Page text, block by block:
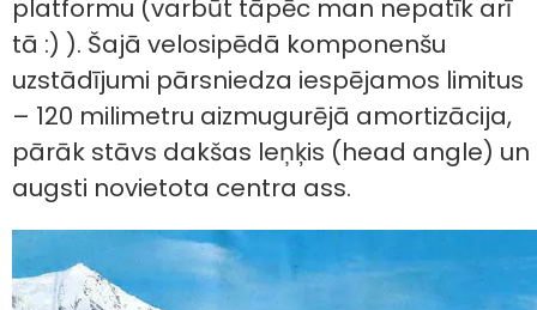
platformu (varbūt tāpēc man nepatīk arī
tā :) ). Šajā velosipēdā komponenšu
uzstādījumi pārsniedza iespējamos limitus
– 120 milimetru aizmugurējā amortizācija,
pārāk stāvs dakšas leņķis (head angle) un
augsti novietota centra ass.